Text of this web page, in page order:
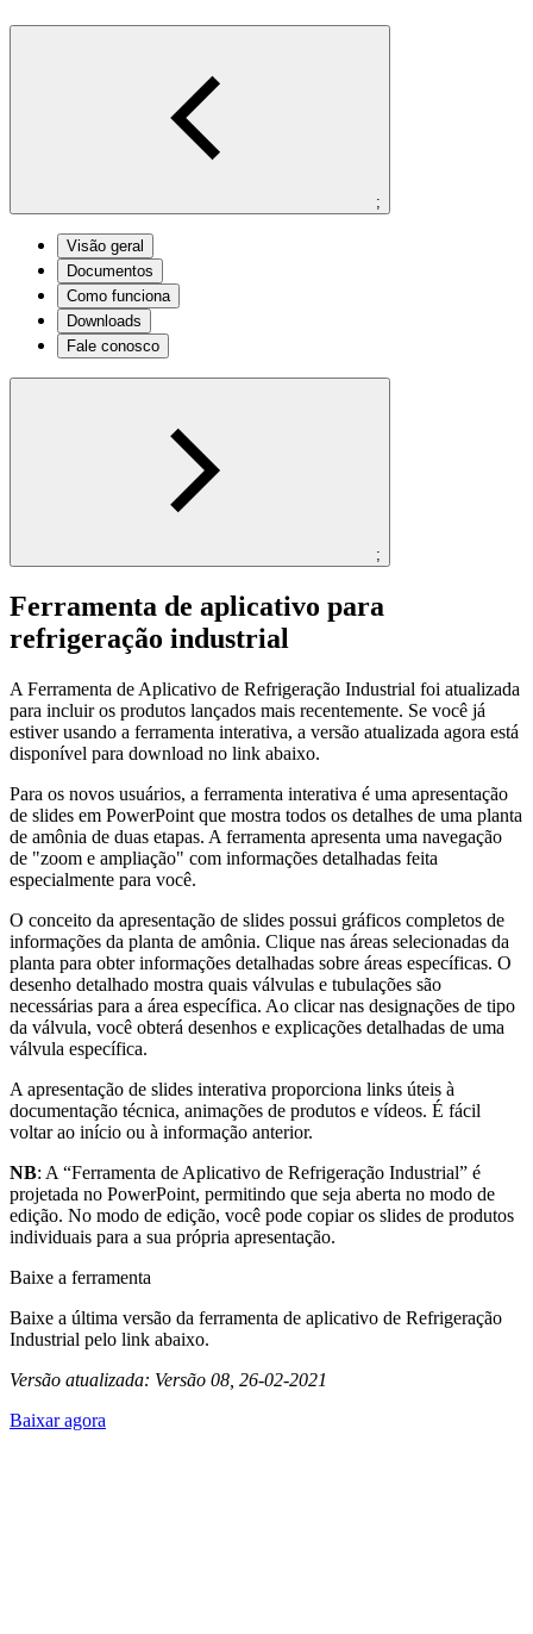
;
Visão geral
Documentos
Como funciona
Downloads
Fale conosco
;
Ferramenta de aplicativo para
refrigeração industrial
A Ferramenta de Aplicativo de Refrigeração Industrial foi atualizada
para incluir os produtos lançados mais recentemente. Se você já
estiver usando a ferramenta interativa, a versão atualizada agora está
disponível para download no link abaixo.
Para os novos usuários, a ferramenta interativa é uma apresentação
de slides em PowerPoint que mostra todos os detalhes de uma planta
de amônia de duas etapas. A ferramenta apresenta uma navegação
de "zoom e ampliação" com informações detalhadas feita
especialmente para você.
O conceito da apresentação de slides possui gráficos completos de
informações da planta de amônia. Clique nas áreas selecionadas da
planta para obter informações detalhadas sobre áreas específicas. O
desenho detalhado mostra quais válvulas e tubulações são
necessárias para a área específica. Ao clicar nas designações de tipo
da válvula, você obterá desenhos e explicações detalhadas de uma
válvula específica.
A apresentação de slides interativa proporciona links úteis à
documentação técnica, animações de produtos e vídeos. É fácil
voltar ao início ou à informação anterior.
NB: A “Ferramenta de Aplicativo de Refrigeração Industrial” é
projetada no PowerPoint, permitindo que seja aberta no modo de
edição. No modo de edição, você pode copiar os slides de produtos
individuais para a sua própria apresentação.
Baixe a ferramenta
Baixe a última versão da ferramenta de aplicativo de Refrigeração
Industrial pelo link abaixo.
Versão atualizada: Versão 08, 26-02-2021
Baixar agora